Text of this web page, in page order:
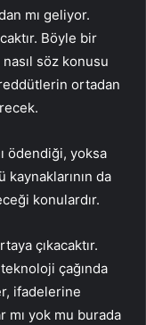
mı geliyor.
Böyle bir
nasıl söz konusu
ortadan
ödendiği, yoksa
da
konulardır.
çıkacaktır.
çağında
ifadelerine
mı yok mu burada